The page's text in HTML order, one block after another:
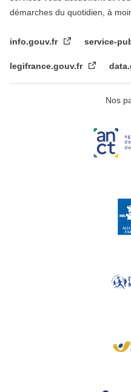
démarches du quotidien, à
info.gouv.fr service-
legifrance.gouv.fr
Nos